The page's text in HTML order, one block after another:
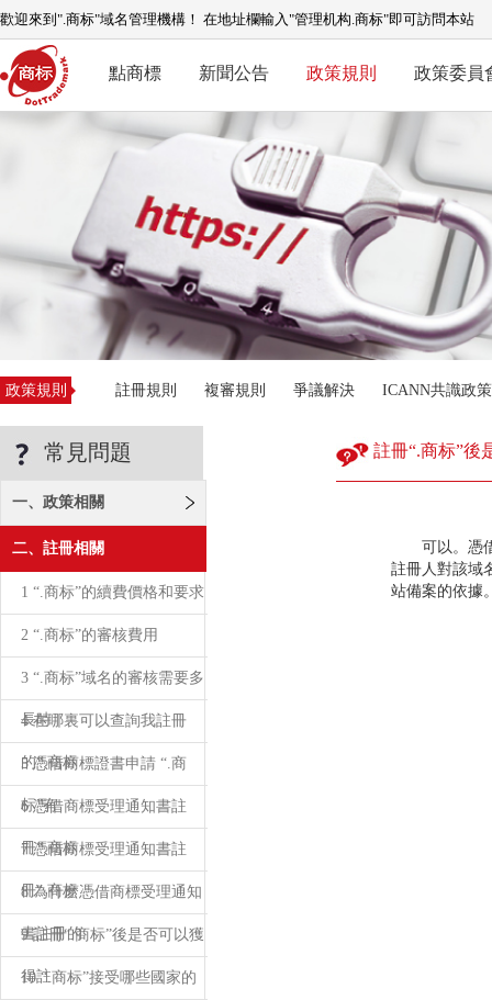
歡迎來到".商标"域名管理機構！ 在地址欄輸入"管理机构.商标"即可訪問本站
點商標 新聞公告 政策規則 政策委員
政策規則 註冊規則 複審規則 爭議解決 ICANN共識政策
常見問題
一、政策相關
二、註冊相關
1 “.商标”的續費價格和要求
2 “.商标”的審核費用
3 “.商标”域名的審核需要多
長時
4 在哪裏可以查詢我註冊
的“.商标
5 憑借商標證書申請 “.商
标”有
6 憑借商標受理通知書註
冊“.商标
7 憑借商標受理通知書註
冊“.商标
8 為什麽憑借商標受理通知
書註冊的
9 註冊“.商标”後是否可以獲
得註
10 “.商标”接受哪些國家的
註冊“.商标”後
可以。憑借
註冊人對該域
站備案的依據